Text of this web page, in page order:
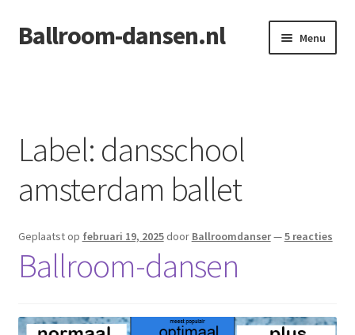
Ga
door
Ga
naar
Ballroom-dansen.nl Menu
Label: dansschool
amsterdam ballet
Geplaatst op februari 19, 2025 door Ballroomdanser—5 reacties
Ballroom-dansen